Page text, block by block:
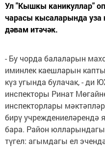
Ул "Кышкы каникуллар"
чарасы кысаларында уза
дәвам итәчәк.
- Бу чорда балаларын
иминлек каешларын
күз угында булачак, - ди
инспекторы Ринат
инспекторлары
бирү
бара. Район юлларындагы
түгел: агымдагы ел